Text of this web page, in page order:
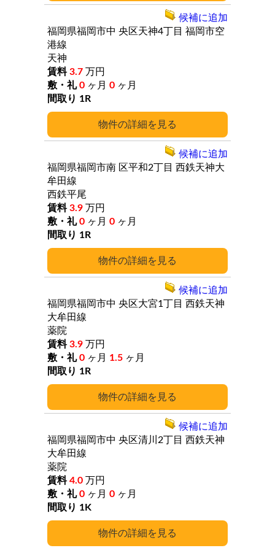
詳細
福岡県福岡市中 央区天神4丁目 福岡市空
港線
天神
3.7 万円
0 ヶ月 0 ヶ月
1R
候補に追加
詳細
福岡県福岡市南 区平和2丁目 西鉄天神大
牟田線
西鉄平尾
3.9 万円
0 ヶ月 0 ヶ月
1R
候補に追加
詳細
福岡県福岡市中 央区大宮1丁目 西鉄天神
大牟田線
薬院
3.9 万円
0 ヶ月 1.5 ヶ月
1R
候補に追加
詳細
福岡県福岡市中 央区清川2丁目 西鉄天神
大牟田線
薬院
4.0 万円
0 ヶ月 0 ヶ月
1K
候補に追加